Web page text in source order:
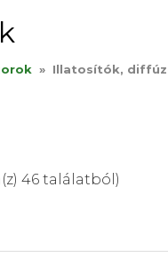
» Illatosítók,
46 találatból)